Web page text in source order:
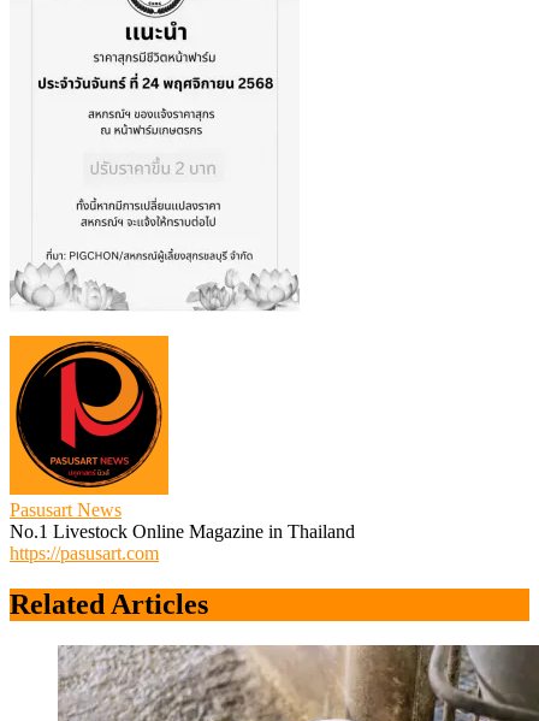
Pasusart News
No.1 Livestock Online Magazine in Thailand
https://pasusart.com
Related Articles